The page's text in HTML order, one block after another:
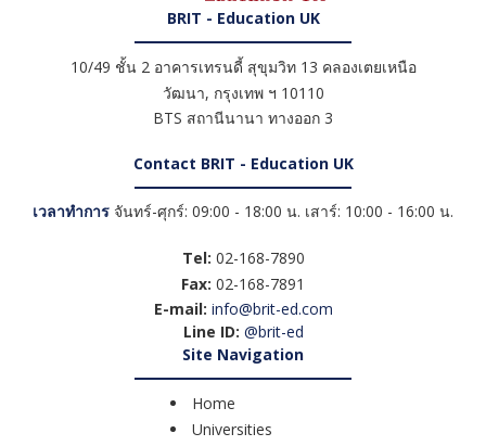
BRIT - Education UK
10/49 ชั้น 2 อาคารเทรนดี้ สุขุมวิท 13 คลองเตยเหนือ
วัฒนา, กรุงเทพ ฯ 10110
BTS สถานีนานา ทางออก 3
Contact BRIT - Education UK
เวลาทำการ จันทร์-ศุกร์: 09:00 - 18:00 น. เสาร์: 10:00 - 16:00 น.
Tel: 02-168-7890
Fax: 02-168-7891
E-mail: info@brit-ed.com
Line ID: @brit-ed
Site Navigation
Home
Universities